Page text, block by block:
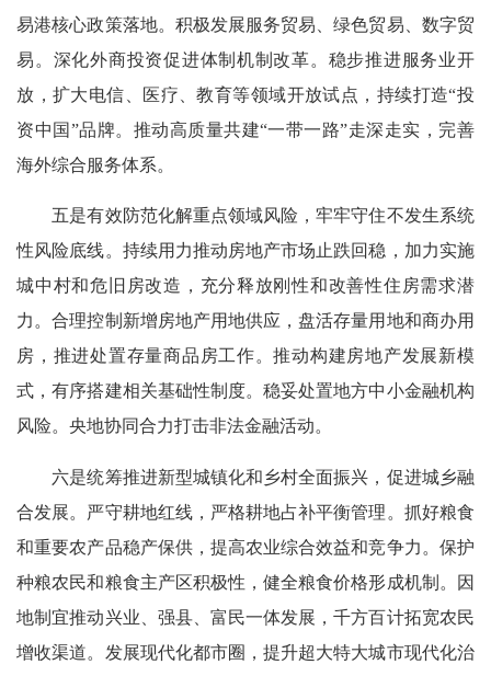
易港核心政策落地。积极发展服务贸易、绿色贸易、数字贸
易。深化外商投资促进体制机制改革。稳步推进服务业开
放，扩大电信、医疗、教育等领域开放试点，持续打造“投
资中国”品牌。推动高质量共建“一带一路”走深走实，完善
海外综合服务体系。
五是有效防范化解重点领域风险，牢牢守住不发生系统
性风险底线。持续用力推动房地产市场止跌回稳，加力实施
城中村和危旧房改造，充分释放刚性和改善性住房需求潜
力。合理控制新增房地产用地供应，盘活存量用地和商办用
房，推进处置存量商品房工作。推动构建房地产发展新模
式，有序搭建相关基础性制度。稳妥处置地方中小金融机构
风险。央地协同合力打击非法金融活动。
六是统筹推进新型城镇化和乡村全面振兴，促进城乡融
合发展。严守耕地红线，严格耕地占补平衡管理。抓好粮食
和重要农产品稳产保供，提高农业综合效益和竞争力。保护
种粮农民和粮食主产区积极性，健全粮食价格形成机制。因
地制宜推动兴业、强县、富民一体发展，千方百计拓宽农民
增收渠道。发展现代化都市圈，提升超大特大城市现代化治